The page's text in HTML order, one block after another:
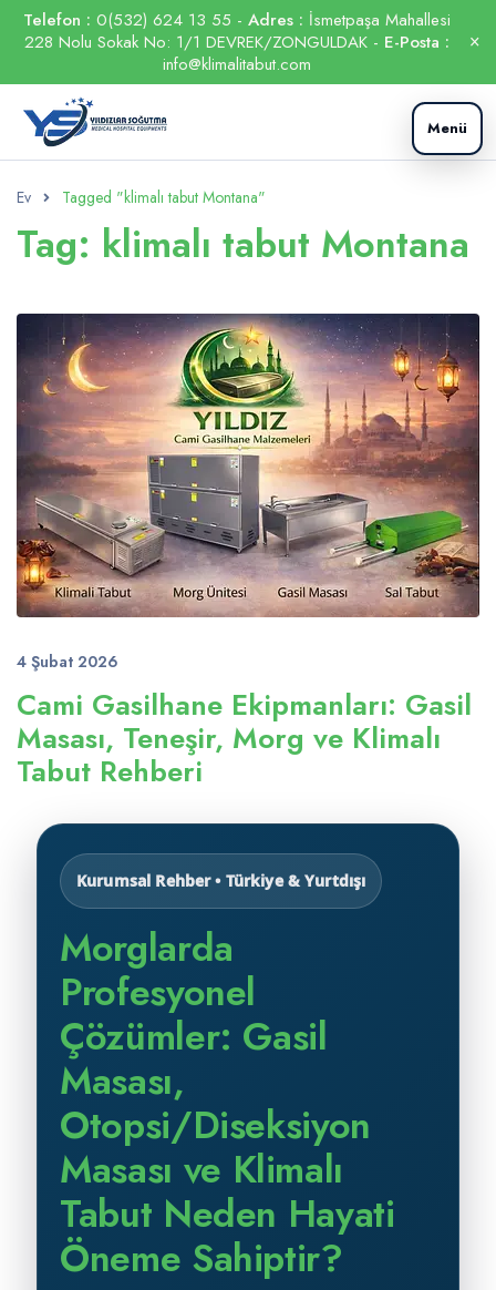
Telefon : 0(532) 624 13 55 - Adres : İsmetpaşa Mahallesi
228 Nolu Sokak No: 1/1 DEVREK/ZONGULDAK - E-Posta :
info@klimalitabut.com
Ev Tagged "klimalı tabut Montana"
Tag: klimalı tabut Montana
4 Şubat 2026
Cami Gasilhane Ekipmanları: Gasil
Masası, Teneşir, Morg ve Klimalı
Tabut Rehberi
Kurumsal Rehber • Türkiye & Yurtdışı
Morglarda
Profesyonel
Çözümler: Gasil
Masası,
Otopsi/Diseksiyon
Masası ve Klimalı
Tabut Neden Hayati
Öneme Sahiptir?
Menü